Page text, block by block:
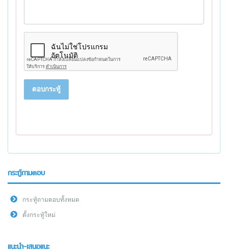
ตอบกระทู้
กระทู้ถามตอบ
กระทู้ถามตอบทั้งหมด
ตั้งกระทู้ใหม่
แนะนำ-เสนอแนะ